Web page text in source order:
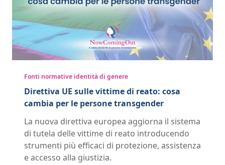
Fonti normative identità di genere
Direttiva UE sulle vittime di reato: cosa
cambia per le persone transgender
La nuova direttiva europea aggiorna il sistema
di tutela delle vittime di reato introducendo
strumenti più efficaci di protezione, assistenza
e accesso alla giustizia.